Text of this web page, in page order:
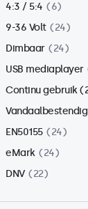
4:3 / 5:4
6
9-36 Volt
24
Dimbaar
24
USB mediaplayer
Continu gebruik
Vandaalbestendig
EN50155
24
eMark
24
DNV
22